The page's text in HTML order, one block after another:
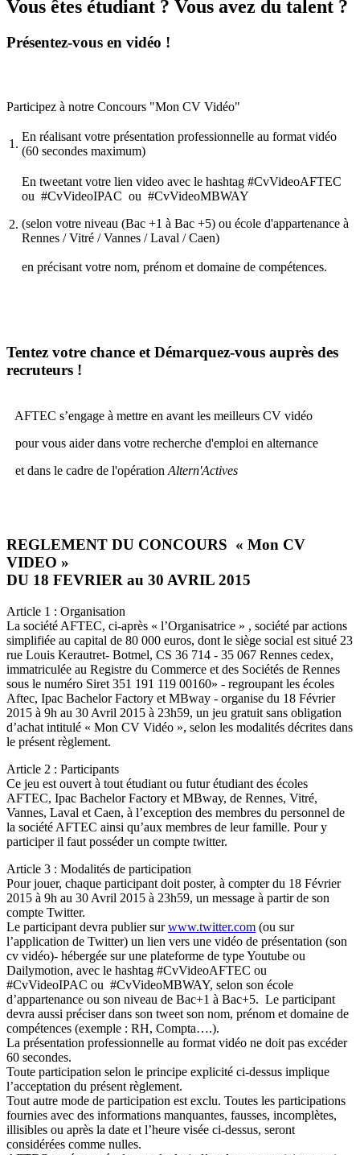
Vous êtes étudiant ? Vous avez du talent ?
Présentez-vous en vidéo !
Participez à notre Concours "Mon CV Vidéo"
1.
En réalisant votre présentation professionnelle au format vidéo
(60 secondes maximum)
2.
En tweetant votre lien video avec le hashtag #CvVideoAFTEC
ou #CvVideoIPAC ou #CvVideoMBWAY
(selon votre niveau (Bac +1 à Bac +5) ou école d'appartenance à
Rennes / Vitré / Vannes / Laval / Caen)
en précisant votre nom, prénom et domaine de compétences.
Tentez votre chance et Démarquez-vous auprès des
recruteurs !
AFTEC s’engage à mettre en avant les meilleurs CV vidéo
pour vous aider dans votre recherche d'emploi en alternance
et dans le cadre de l'opération Altern'Actives
REGLEMENT DU CONCOURS « Mon CV
VIDEO »
DU 18 FEVRIER au 30 AVRIL 2015
Article 1 : Organisation
La société AFTEC, ci-après « l’Organisatrice » , société par actions
simplifiée au capital de 80 000 euros, dont le siège social est situé 23
rue Louis Kerautret- Botmel, CS 36 714 - 35 067 Rennes cedex,
immatriculée au Registre du Commerce et des Sociétés de Rennes
sous le numéro Siret 351 191 119 00160» - regroupant les écoles
Aftec, Ipac Bachelor Factory et MBway - organise du 18 Février
2015 à 9h au 30 Avril 2015 à 23h59, un jeu gratuit sans obligation
d’achat intitulé « Mon CV Vidéo », selon les modalités décrites dans
le présent règlement.
Article 2 : Participants
Ce jeu est ouvert à tout étudiant ou futur étudiant des écoles
AFTEC, Ipac Bachelor Factory et MBway, de Rennes, Vitré,
Vannes, Laval et Caen, à l’exception des membres du personnel de
la société AFTEC ainsi qu’aux membres de leur famille. Pour y
participer il faut posséder un compte twitter.
Article 3 : Modalités de participation
Pour jouer, chaque participant doit poster, à compter du 18 Février
2015 à 9h au 30 Avril 2015 à 23h59, un message à partir de son
compte Twitter.
Le participant devra publier surwww.twitter.com (ou sur
l’application de Twitter) un lien vers une vidéo de présentation (son
cv vidéo)- hébergée sur une plateforme de type Youtube ou
Dailymotion, avec le hashtag #CvVideoAFTEC ou
#CvVideoIPAC ou #CvVideoMBWAY, selon son école
d’appartenance ou son niveau de Bac+1 à Bac+5. Le participant
devra aussi préciser dans son tweet son nom, prénom et domaine de
compétences (exemple : RH, Compta….).
La présentation professionnelle au format vidéo ne doit pas excéder
60 secondes.
Toute participation selon le principe explicité ci-dessus implique
l’acceptation du présent règlement.
Tout autre mode de participation est exclu. Toutes les participations
fournies avec des informations manquantes, fausses, incomplètes,
illisibles ou après la date et l’heure visée ci-dessus, seront
considérées comme nulles.